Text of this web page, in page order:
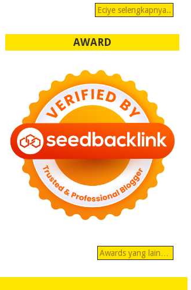
Eciye selengkapnya..
AWARD
Awards yang lain…